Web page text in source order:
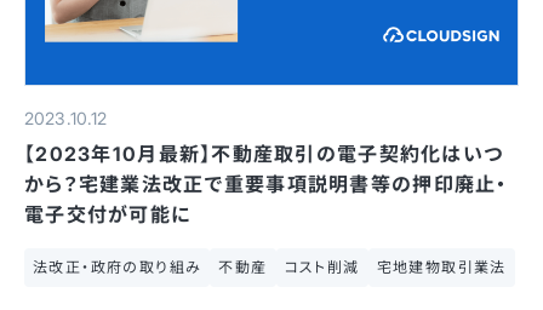
2023.10.12
【2023年10月最新】不動産取引の電子契約化はいつ
から？宅建業法改正で重要事項説明書等の押印廃止・
電子交付が可能に
法改正・政府の取り組み 不動産 コスト削減 宅地建物取引業法